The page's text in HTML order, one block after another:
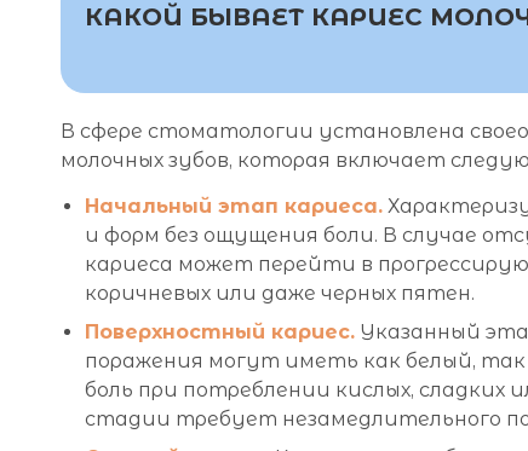
КАКОЙ БЫВАЕТ КАРИЕС
В сфере стоматологии установлена
молочных зубов, которая включает
Начальный этап кариеса.
и форм без ощущения боли. В случае
кариеса может перейти в
коричневых или даже черных пятен.
Поверхностный кариес. Указанный
поражения могут иметь как белый,
боль при потреблении кислых, сладких
стадии требует незамедлительного